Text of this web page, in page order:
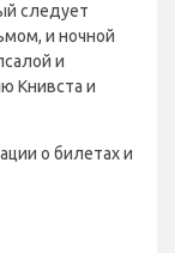
следует
и ночной
и
Книвста и
о билетах и